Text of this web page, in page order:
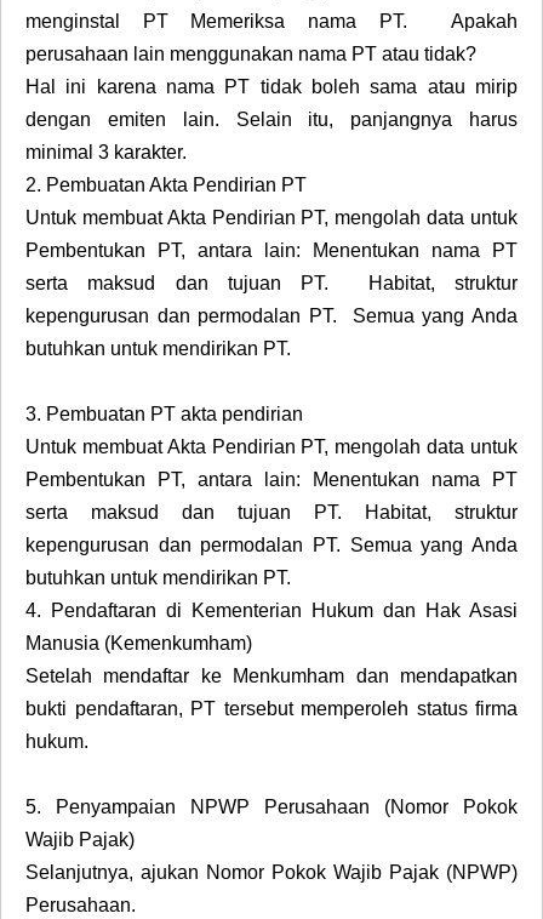
menginstal PT Memeriksa nama PT. Apakah
perusahaan lain menggunakan nama PT atau tidak?
Hal ini karena nama PT tidak boleh sama atau mirip
dengan emiten lain. Selain itu, panjangnya harus
minimal 3 karakter.
2. Pembuatan Akta Pendirian PT
Untuk membuat Akta Pendirian PT, mengolah data untuk
Pembentukan PT, antara lain: Menentukan nama PT
serta maksud dan tujuan PT. Habitat, struktur
kepengurusan dan permodalan PT. Semua yang Anda
butuhkan untuk mendirikan PT.
3. Pembuatan PT akta pendirian
Untuk membuat Akta Pendirian PT, mengolah data untuk
Pembentukan PT, antara lain: Menentukan nama PT
serta maksud dan tujuan PT. Habitat, struktur
kepengurusan dan permodalan PT. Semua yang Anda
butuhkan untuk mendirikan PT.
4.
Pendaftaran di Kementerian Hukum dan Hak Asasi
Manusia (Kemenkumham)
Setelah mendaftar ke Menkumham dan mendapatkan
bukti pendaftaran, PT tersebut memperoleh status firma
hukum.
5.
Penyampaian NPWP Perusahaan (Nomor Pokok
Wajib Pajak)
Selanjutnya, ajukan Nomor Pokok Wajib Pajak (NPWP)
Perusahaan.